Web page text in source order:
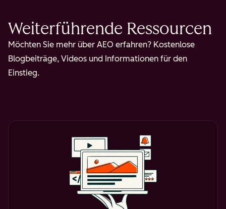
Weiterführende Ressourcen
Möchten Sie mehr über AEO erfahren? Kostenlose
Blogbeiträge, Videos und Informationen für den
Einstieg.